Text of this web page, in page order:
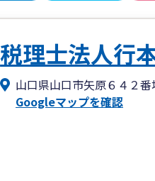
税理士法人行
山口県山口市矢原６４２番
Googleマップを確認